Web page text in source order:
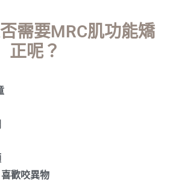
需要mRC肌功能矯
正呢？
歡咬異物